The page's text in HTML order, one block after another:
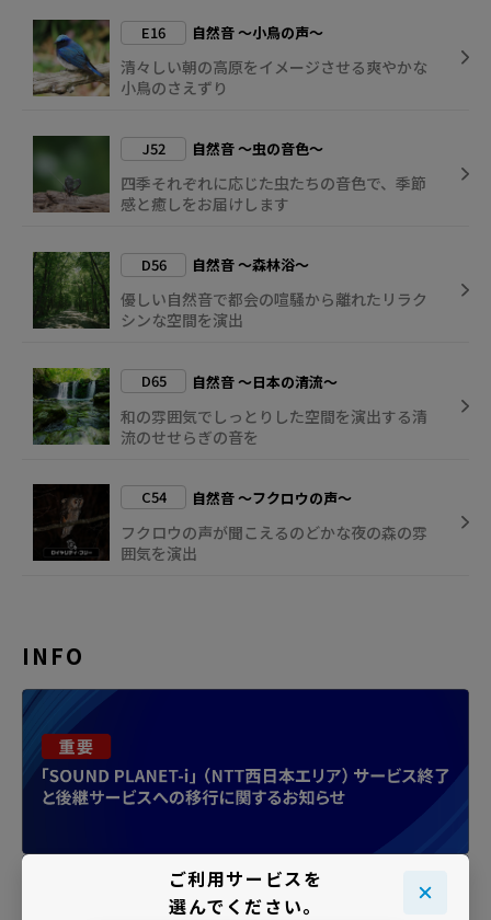
E16 自然音 ～小鳥の声～
清々しい朝の高原をイメージさせる爽やかな
小鳥のさえずり
J52 自然音 ～虫の音色～
四季それぞれに応じた虫たちの音色で、季節
感と癒しをお届けします
D56 自然音 ～森林浴～
優しい自然音で都会の喧騒から離れたリラク
シンな空間を演出
D65 自然音 ～日本の清流～
和の雰囲気でしっとりした空間を演出する清
流のせせらぎの音を
C54 自然音 ～フクロウの声～
フクロウの声が聞こえるのどかな夜の森の雰
囲気を演出
INFO
ご利用サービスを
選んでください。